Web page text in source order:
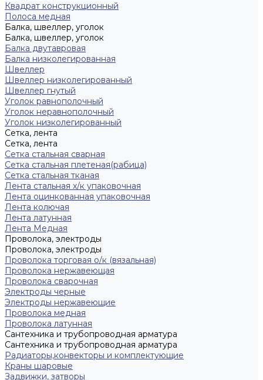
Квадрат конструкционный
Полоса медная
Балка, швеллер, уголок
Балка, швеллер, уголок
Балка двутавровая
Балка низколегированная
Швеллер
Швеллер низколегированный
Швеллер гнутый
Уголок равнополочный
Уголок неравнополочный
Уголок низколегированный
Сетка, лента
Сетка, лента
Сетка стальная сварная
Сетка стальная плетеная(рабица)
Сетка стальная тканая
Лента стальная х/к упаковочная
Лента оцинкованная упаковочная
Лента колючая
Лента латунная
Лента Медная
Проволока, электроды
Проволока, электроды
Проволока торговая о/к (вязальная)
Проволока нержавеющая
Проволока сварочная
Электроды черные
Электроды нержавеющие
Проволока медная
Проволока латунная
Сантехника и трубопроводная арматура
Сантехника и трубопроводная арматура
Радиаторы,конвекторы и комплектующие
Краны шаровые
Задвижки, затворы